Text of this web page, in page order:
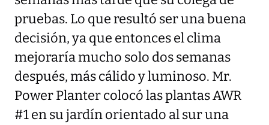
pruebas. Lo que resultó ser una buena
decisión, ya que entonces el clima
mejoraría mucho solo dos semanas
después, más cálido y luminoso. Mr.
Power Planter colocó las plantas AWR
#1 en su jardín orientado al sur una